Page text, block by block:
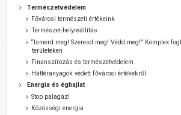
Természetvédelem
Fővárosi természeti értékeink
Természet-helyreállítás
“Ismerd meg! Szeresd meg! Védd meg!” Komplex
területeken
Finanszírozás és természetvédelem
Háttéranyagok védett fővárosi értékekről
Energia és éghajlat
Stop palagáz!
Közösségi energia